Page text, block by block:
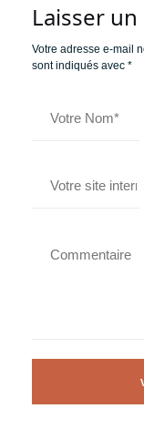
Laisser
Votre adresse e-mail
sont indiqués avec *